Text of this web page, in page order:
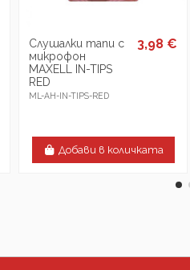
Слушалки тапи с
микрофон
MAXELL IN-TIPS
RED
ML-AH-IN-TIPS-RED
3,98 €
Добави в количката